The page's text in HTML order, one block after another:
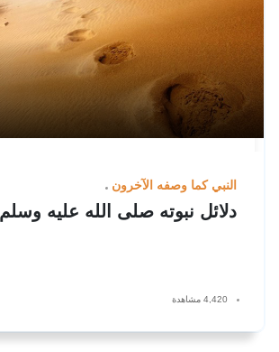
النبي كما وصفه الآخرون
دلائل نبوته صلى الله عليه وسلم
4,420 مشاهدة